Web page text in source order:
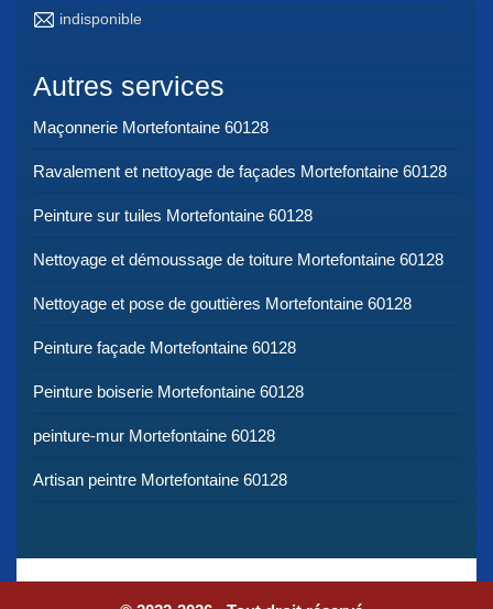
indisponible
Autres services
Maçonnerie Mortefontaine 60128
Ravalement et nettoyage de façades Mortefontaine 60128
Peinture sur tuiles Mortefontaine 60128
Nettoyage et démoussage de toiture Mortefontaine 60128
Nettoyage et pose de gouttières Mortefontaine 60128
Peinture façade Mortefontaine 60128
Peinture boiserie Mortefontaine 60128
peinture-mur Mortefontaine 60128
Artisan peintre Mortefontaine 60128